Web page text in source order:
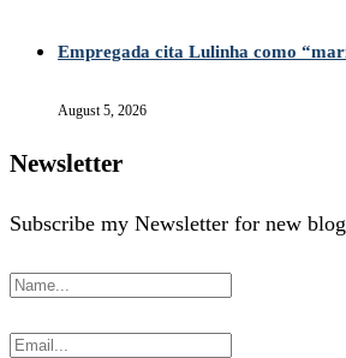
Empregada cita Lulinha como
August 5, 2026
Newsletter
Subscribe my Newsletter for new